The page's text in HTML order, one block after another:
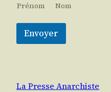
Prénom Nom
Envoyer
La Presse Anarchiste